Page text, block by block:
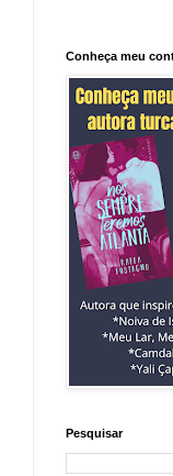
Conheça meu
Pesquisar